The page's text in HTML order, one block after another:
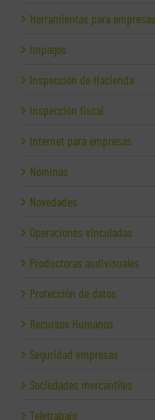
Herramientas para empresas
Impagos
Inspección de Hacienda
Inspección fiscal
Internet para empresas
Nóminas
Novedades
Operaciones vinculadas
Productoras audivisuales
Protección de datos
Recursos Humanos
Seguridad empresas
Sociedades mercantiles
Teletrabajo